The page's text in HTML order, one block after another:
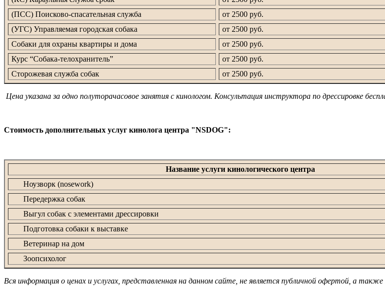
(ПСС) Поисково-спасательная служба
от 2500 руб.
(УГС) Управляемая городская собака
от 2500 руб.
Собаки для охраны квартиры и дома
от 2500 руб.
Курс “Собака-телохранитель”
от 2500 руб.
Сторожевая служба собак
от 2500 руб.
Цена указана за одно полуторачасовое занятия с кинологом. Консультация инструктора по дрессировке
Стоимость дополнительных услуг кинолога центра "NSDOG":
Название услуги кинологического центра
Ноузворк (nosework)
Передержка собак
Выгул собак с элементами дрессировки
Подготовка собаки к выставке
Ветеринар на дом
Зоопсихолог
Вся информация о ценах и услугах, представленная на данном сайте, не является публичной офертой, а